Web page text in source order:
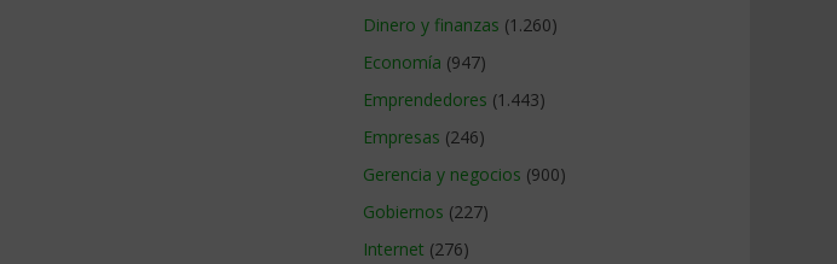
Dinero y finanzas (1.260)
Economía (947)
Emprendedores (1.443)
Empresas (246)
Gerencia y negocios (900)
Gobiernos (227)
Internet (276)